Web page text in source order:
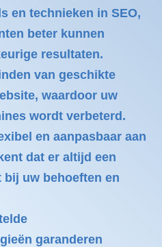
en technieken in SEO,
beter kunnen
resultaten.
van geschikte
waardoor uw
wordt verbeterd.
en aanpasbaar aan
dat er altijd een
uw behoeften en
garanderen